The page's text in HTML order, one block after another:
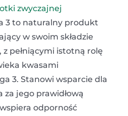
zwyczajnej
3 to naturalny produkt
w swoim składzie
z pełniącymi istotną rolę
kwasami
3. Stanowi wsparcie dla
jego prawidłową
odporność